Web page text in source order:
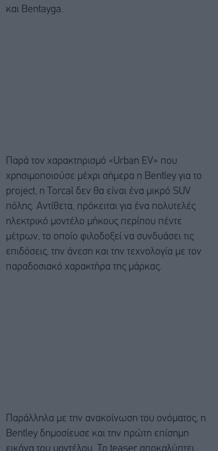
και Bentayga.
Παρά τον χαρακτηρισμό «Urban EV» που
χρησιμοποιούσε μέχρι σήμερα η Bentley για το
project, η Torcal δεν θα είναι ένα μικρό SUV
πόλης. Αντίθετα, πρόκειται για ένα πολυτελές
ηλεκτρικό μοντέλο μήκους περίπου πέντε
μέτρων, το οποίο φιλοδοξεί να συνδυάσει τις
επιδόσεις, την άνεση και την τεχνολογία με τον
παραδοσιακό χαρακτήρα της μάρκας.
Παράλληλα με την ανακοίνωση του ονόματος, η
Bentley δημοσίευσε και την πρώτη επίσημη
εικόνα του μοντέλου. Το teaser αποκαλύπτει